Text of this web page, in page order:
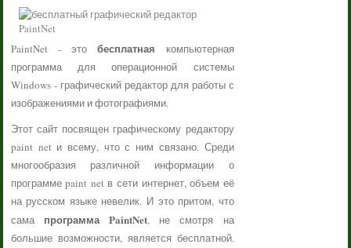
PaintNet - этобесплатная компьютерная
программа для операционной системы
Windows - графический редактор для работы с
изображениями и фотографиями.
Этот сайт посвящен графическому редактору
paint net и всему, что с ним связано. Среди
многообразия различной информации о
программе paint net в сети интернет, объем её
на русском языке невелик. И это притом, что
сама программа PaintNet, не смотря на
большие возможности, является бесплатной.